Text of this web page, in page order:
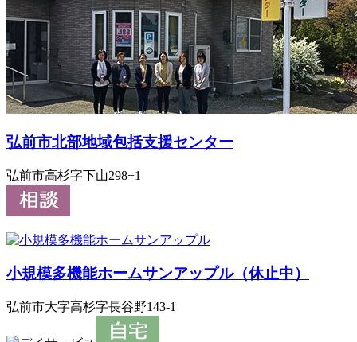
弘前市北部地域包括支援センター
弘前市高杉字下山298−1
小規模多機能ホームサンアップル（休止中）
弘前市大字高杉字長谷野143-1